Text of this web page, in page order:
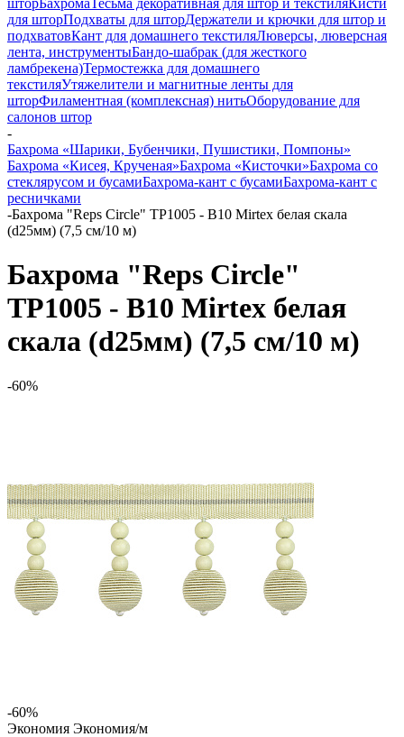
шторБахромаТесьма декоративная для штор и текстиляКисти
для шторПодхваты для шторДержатели и крючки для штор и
подхватовКант для домашнего текстиляЛюверсы, люверсная
лента, инструментыБандо-шабрак (для жесткого
ламбрекена)Термостежка для домашнего
текстиляУтяжелители и магнитные ленты для
шторФиламентная (комплексная) нитьОборудование для
салонов штор
-
Бахрома «Шарики, Бубенчики, Пушистики, Помпоны»
Бахрома «Кисея, Крученая»Бахрома «Кисточки»Бахрома со
стеклярусом и бусамиБахрома-кант с бусамиБахрома-кант с
ресничками
-Бахрома "Reps Circle" TP1005 - В10 Mirtex белая скала
(d25мм) (7,5 см/10 м)
Бахрома "Reps Circle"
TP1005 - В10 Mirtex белая
скала (d25мм) (7,5 см/10 м)
-60%
-60%
Экономия Экономия/м